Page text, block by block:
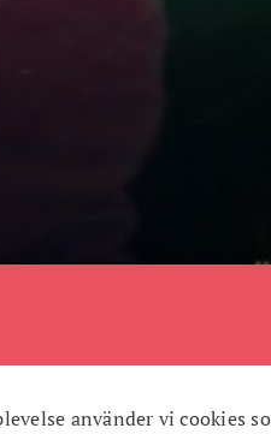
använder vi cookies